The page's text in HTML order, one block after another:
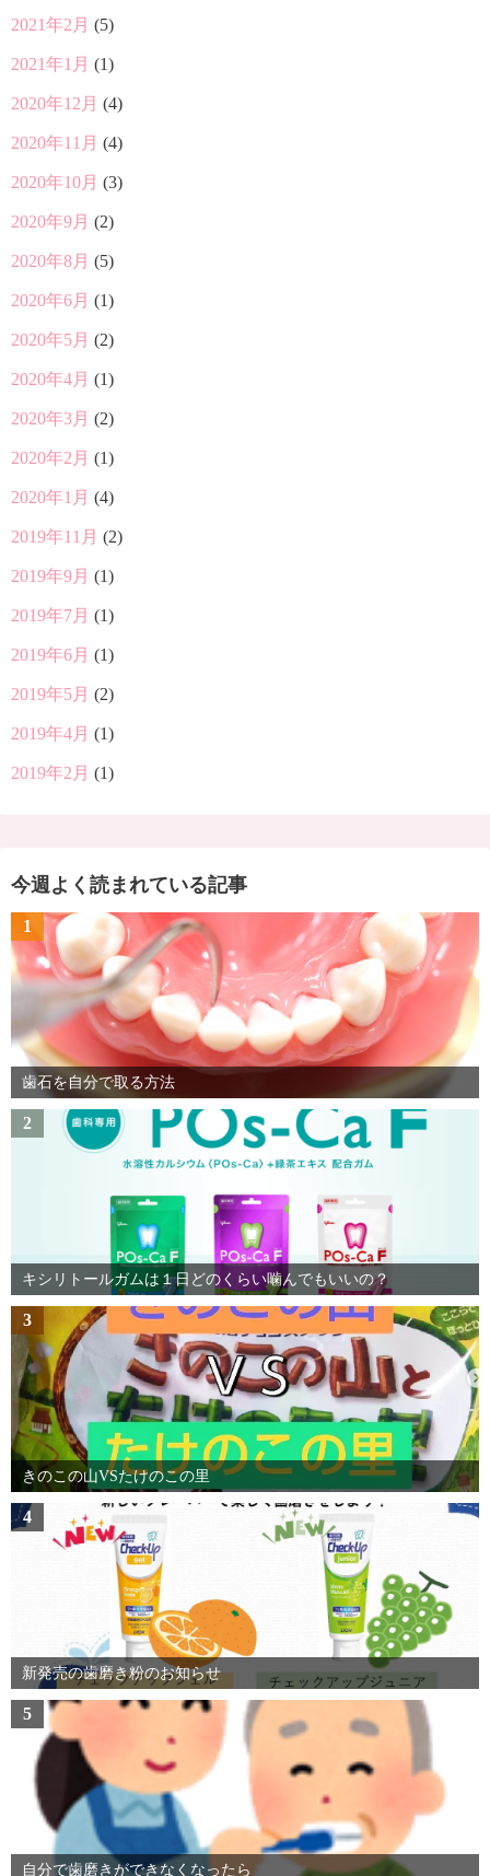
2021年2月 (5)
2021年1月 (1)
2020年12月 (4)
2020年11月 (4)
2020年10月 (3)
2020年9月 (2)
2020年8月 (5)
2020年6月 (1)
2020年5月 (2)
2020年4月 (1)
2020年3月 (2)
2020年2月 (1)
2020年1月 (4)
2019年11月 (2)
2019年9月 (1)
2019年7月 (1)
2019年6月 (1)
2019年5月 (2)
2019年4月 (1)
2019年2月 (1)
今週よく読まれている記事
1
歯石を自分で取る方法
2
キシリトールガムは１日どのくらい噛んでもいいの？
3
きのこの山VSたけのこの里
4
新発売の歯磨き粉のお知らせ
5
自分で歯磨きができなくなったら